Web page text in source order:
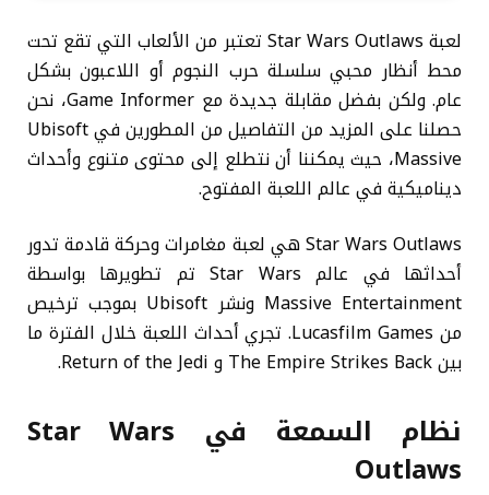
لعبة Star Wars Outlaws تعتبر من الألعاب التي تقع تحت
محط أنظار محبي سلسلة حرب النجوم أو اللاعبون بشكل
عام. ولكن بفضل مقابلة جديدة مع Game Informer، نحن
حصلنا على المزيد من التفاصيل من المطورين في Ubisoft
Massive، حيث يمكننا أن نتطلع إلى محتوى متنوع وأحداث
ديناميكية في عالم اللعبة المفتوح.
Star Wars Outlaws هي لعبة مغامرات وحركة قادمة تدور
أحداثها في عالم Star Wars تم تطويرها بواسطة
Massive Entertainment ونشر Ubisoft بموجب ترخيص
من Lucasfilm Games. تجري أحداث اللعبة خلال الفترة ما
بين The Empire Strikes Back و Return of the Jedi.
نظام السمعة في Star Wars
Outlaws